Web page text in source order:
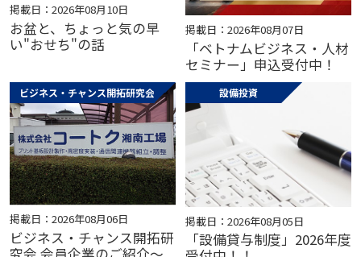
掲載日：2026年08月10日
お盆と、ちょっと気の早
い"おせち"の話
掲載日：2026年08月07日
「ベトナムビジネス・人材
セミナー」申込受付中！
ビジネス・チャンス開拓研究会
掲載日：2026年08月06日
ビジネス・チャンス開拓研
設備投資
掲載日：2026年08月05日
「設備貸与制度」2026年度